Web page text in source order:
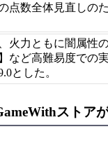
点数全体見直しの
火力ともに闇属性
など高難易度での
とした。
ストア